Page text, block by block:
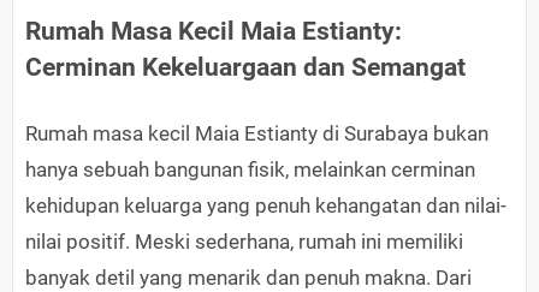
Rumah Masa Kecil Maia Estianty:
Cerminan Kekeluargaan dan Semangat
Rumah masa kecil Maia Estianty di Surabaya bukan
hanya sebuah bangunan fisik, melainkan cerminan
kehidupan keluarga yang penuh kehangatan dan nilai-
nilai positif. Meski sederhana, rumah ini memiliki
banyak detil yang menarik dan penuh makna. Dari